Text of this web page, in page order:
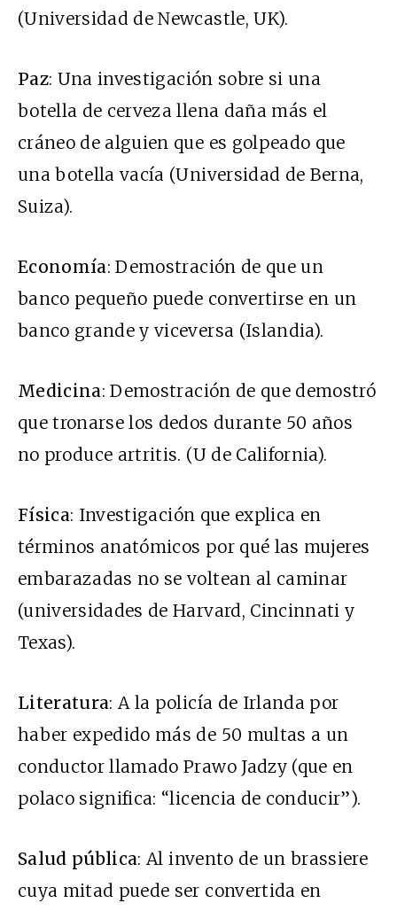
(Universidad de Newcastle, UK).
Paz: Una investigación sobre si una
botella de cerveza llena daña más el
cráneo de alguien que es golpeado que
una botella vacía (Universidad de Berna,
Suiza).
Economía: Demostración de que un
banco pequeño puede convertirse en un
banco grande y viceversa (Islandia).
Medicina: Demostración de que demostró
que tronarse los dedos durante 50 años
no produce artritis. (U de California).
Física: Investigación que explica en
términos anatómicos por qué las mujeres
embarazadas no se voltean al caminar
(universidades de Harvard, Cincinnati y
Texas).
Literatura: A la policía de Irlanda por
haber expedido más de 50 multas a un
conductor llamado Prawo Jadzy (que en
polaco significa: “licencia de conducir”).
Salud pública: Al invento de un brassiere
cuya mitad puede ser convertida en